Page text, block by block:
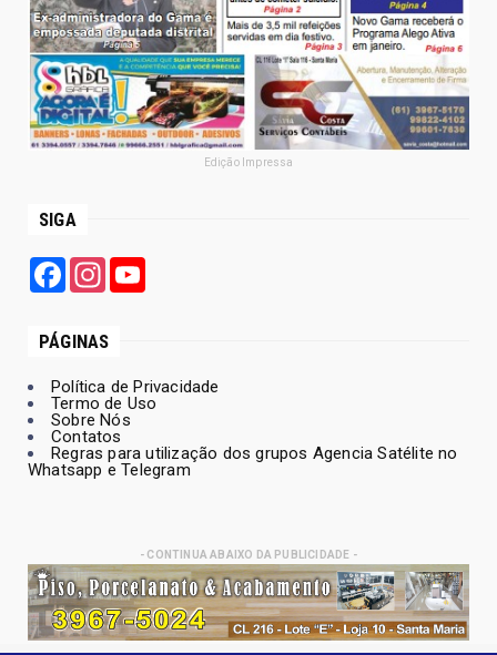
Edição Impressa
SIGA
FacebookInstagram
PÁGINAS
Política de Privacidade
Termo de Uso
Sobre Nós
Contatos
Regras para utilização dos grupos Agencia Satélite no
Whatsapp e Telegram
- CONTINUA ABAIXO DA PUBLICIDADE -